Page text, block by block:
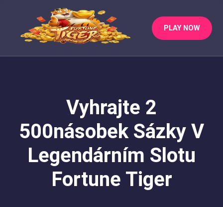
PLAY NOW
Vyhrajte 2
500násobek Sázky V
Legendárním Slotu
Fortune Tiger